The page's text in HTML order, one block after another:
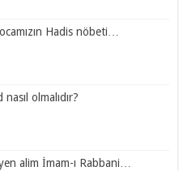
Hadis nöbeti…
olmalıdır?
alim İmam-ı Rabbani…